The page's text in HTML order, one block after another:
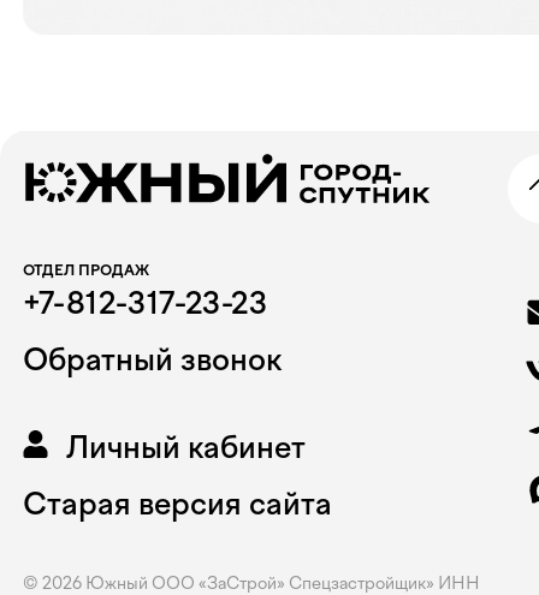
ОТДЕЛ ПРОДАЖ
+7-812-317-23-23
Обратный звонок
Личный кабинет
Старая версия сайта
© 2026 Южный ООО «ЗаСтрой» Спецзастройщик» ИНН